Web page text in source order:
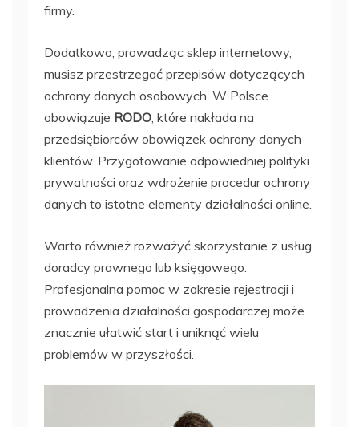
firmy.
Dodatkowo, prowadząc sklep internetowy,
musisz przestrzegać przepisów dotyczących
ochrony danych osobowych. W Polsce
obowiązuje RODO, które nakłada na
przedsiębiorców obowiązek ochrony danych
klientów. Przygotowanie odpowiedniej polityki
prywatności oraz wdrożenie procedur ochrony
danych to istotne elementy działalności online.
Warto również rozważyć skorzystanie z usług
doradcy prawnego lub księgowego.
Profesjonalna pomoc w zakresie rejestracji i
prowadzenia działalności gospodarczej może
znacznie ułatwić start i uniknąć wielu
problemów w przyszłości.